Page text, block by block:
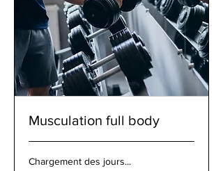
Musculation full body
Chargement des jours...